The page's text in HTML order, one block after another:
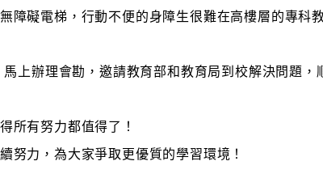
礙電梯，行動不便的身障生很難在高樓層的專科
上辦理會勘，邀請教育部和教育局到校解決問題
所有努力都值得了！
努力，為大家爭取更優質的學習環境！